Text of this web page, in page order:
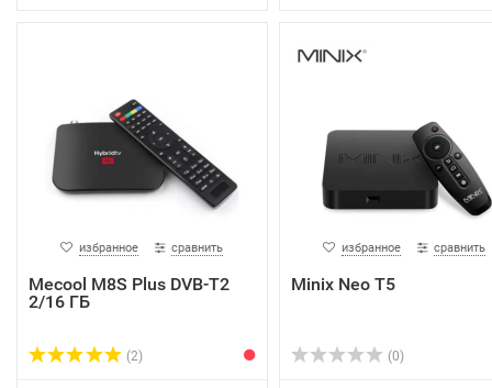
избранное сравнить
Mecool M8S Plus DVB-T2
2/16 ГБ
(2)
избранное сравнить
Minix Neo T5
(0)